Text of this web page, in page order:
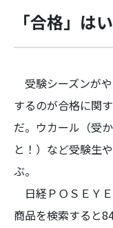
「合格」は
受験シーズンが
するのが合格に関
だ。ウカール（受
と！）など受験生
ぶ。
日経ＰＯＳＥＹ
商品を検索すると